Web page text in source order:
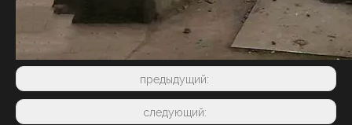
предыдущий:
следующий: